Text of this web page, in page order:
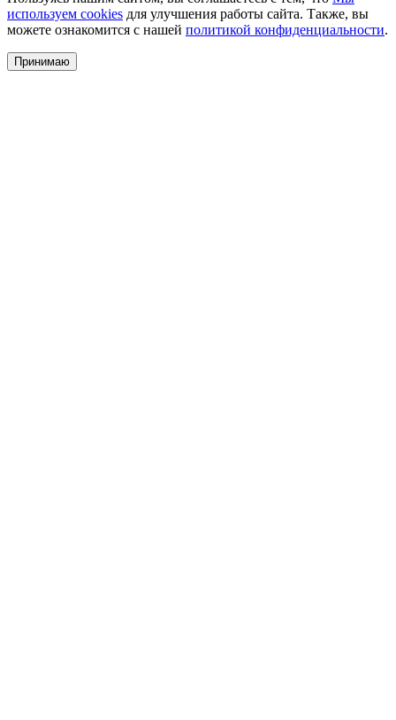
используем cookies для улучшения работы сайта. Также, вы
можете ознакомится с нашей политикой конфиденциальности.
Принимаю